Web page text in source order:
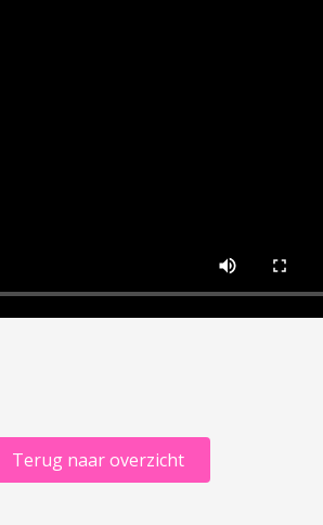
Terug naar overzicht